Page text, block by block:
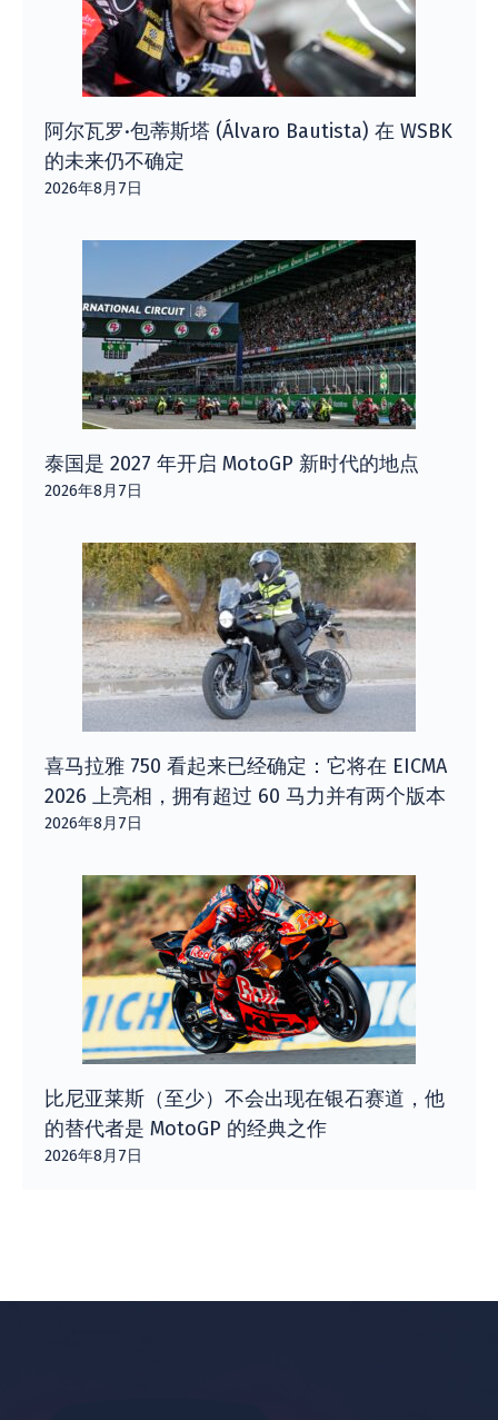
阿尔瓦罗·包蒂斯塔 (Álvaro Bautista) 在 WSBK
的未来仍不确定
2026年8月7日
泰国是 2027 年开启 MotoGP 新时代的地点
2026年8月7日
喜马拉雅 750 看起来已经确定：它将在 EICMA
2026 上亮相，拥有超过 60 马力并有两个版本
2026年8月7日
比尼亚莱斯（至少）不会出现在银石赛道，他
的替代者是 MotoGP 的经典之作
2026年8月7日